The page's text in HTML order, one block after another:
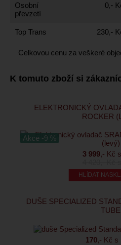
Osobní
převzetí
0,-
Top Trans 230,-
Celkovou cenu za veškeré
K tomuto zboží si
ELEKTRONICKÝ
ROCKER
Akce -9 %
3 999,- Kč
HLÍDAT
DUŠE SPECIALIZED
TUBE
170,- Kč s